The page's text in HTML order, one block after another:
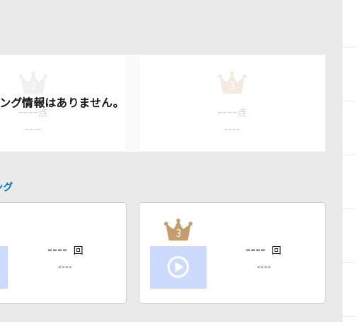
---- 点
----
3
---- 点
----
グ
---- 回
----
3
---- 回
----